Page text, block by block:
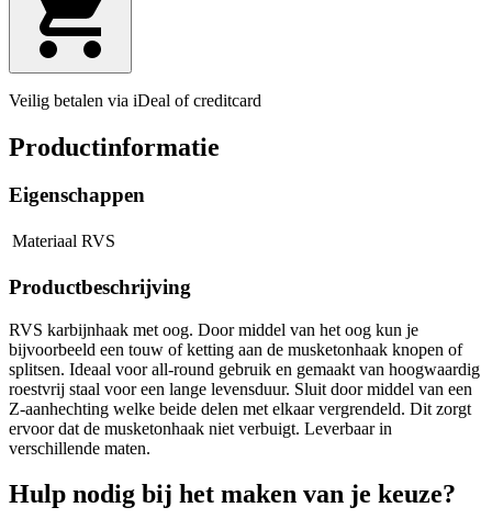
Veilig betalen via iDeal of creditcard
Productinformatie
Eigenschappen
Materiaal RVS
Productbeschrijving
RVS karbijnhaak met oog. Door middel van het oog kun je
bijvoorbeeld een touw of ketting aan de musketonhaak knopen of
splitsen. Ideaal voor all-round gebruik en gemaakt van hoogwaardig
roestvrij staal voor een lange levensduur. Sluit door middel van een
Z-aanhechting welke beide delen met elkaar vergrendeld. Dit zorgt
ervoor dat de musketonhaak niet verbuigt. Leverbaar in
verschillende maten.
Hulp nodig bij het maken van je keuze?